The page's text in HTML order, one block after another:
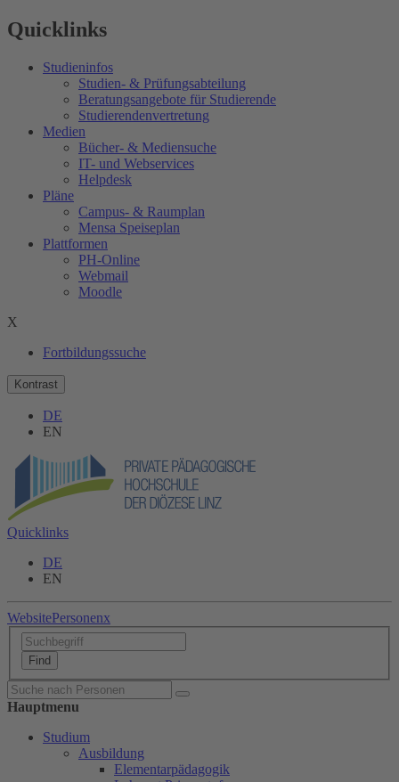
Quicklinks
Studieninfos
Studien- & Prüfungsabteilung
Beratungsangebote für Studierende
Studierendenvertretung
Medien
Bücher- & Mediensuche
IT- und Webservices
Helpdesk
Pläne
Campus- & Raumplan
Mensa Speiseplan
Plattformen
PH-Online
Webmail
Moodle
X
Fortbildungssuche
Kontrast
DE
EN
Quicklinks
DE
EN
WebsitePersonenx
Hauptmenu
Studium
Ausbildung
Elementarpädagogik